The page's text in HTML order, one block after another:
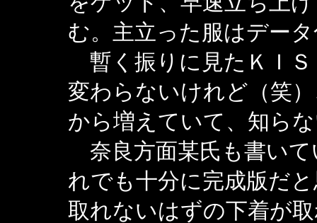
む。主立った服はデー
暫く振りに見たＫＩＳ
変わらないけれど（笑
から増えていて、知ら
奈良方面某氏も書い
れでも十分に完成版だ
取れないはずの下着が